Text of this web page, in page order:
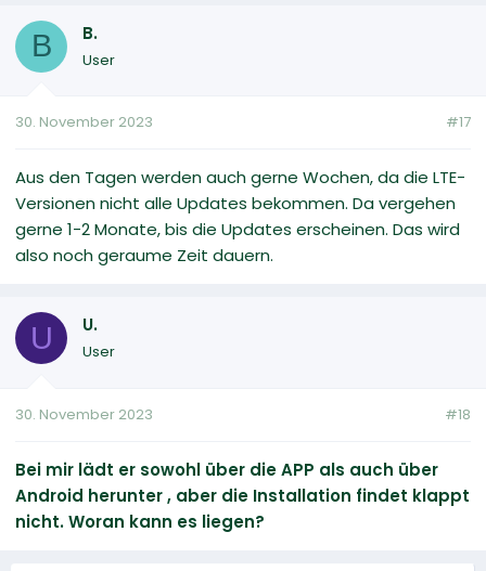
B B.
User
30. November 2023 #17
Aus den Tagen werden auch gerne Wochen, da die LTE-
Versionen nicht alle Updates bekommen. Da vergehen
gerne 1-2 Monate, bis die Updates erscheinen. Das wird
also noch geraume Zeit dauern.
U U.
User
30. November 2023 #18
Bei mir lädt er sowohl über die APP als auch über
Android herunter , aber die Installation findet klappt
nicht. Woran kann es liegen?